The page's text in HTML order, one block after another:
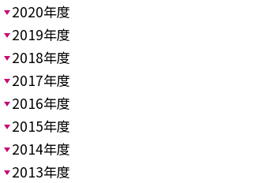
2020年度
2019年度
2018年度
2017年度
2016年度
2015年度
2014年度
2013年度